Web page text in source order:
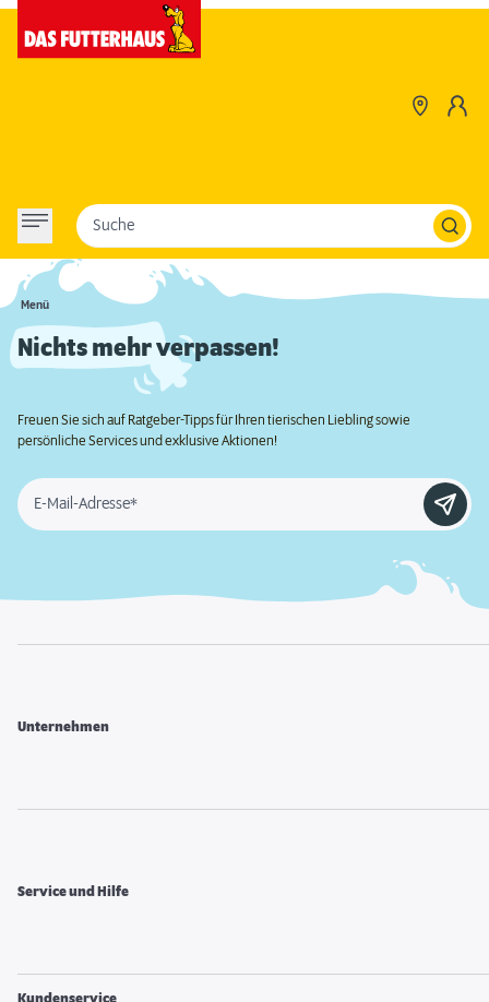
Menü
Suche
Nichts mehr verpassen!
Freuen Sie sich auf Ratgeber-Tipps für Ihren tierischen Liebling sowie
persönliche Services und exklusive Aktionen!
E-Mail-Adresse*
Unternehmen
Service und Hilfe
Kundenservice